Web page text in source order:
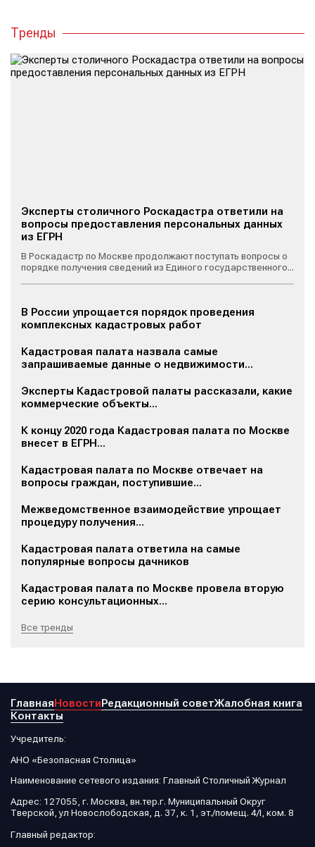
Тренды
Эксперты столичного Роскадастра ответили на
вопросы предоставления персональных данных
из ЕГРН
В Роскадастр по Москве продолжают поступать вопросы о
порядке получения сведений из Единого государственного...
В России упрощается порядок проведения
комплексных кадастровых работ
Кадастровая палата назвала самые
запрашиваемые данные о недвижимости...
Эксперты Кадастровой палаты рассказали, какие
коммерческие объекты...
К концу 2020 года Кадастровая палата по Москве
внесет в ЕГРН...
Кадастровая палата по Москве отвечает на
вопросы граждан, поступившие...
Межведомственное взаимодействие упрощает
процедуру получения...
Кадастровая палата ответила на самые
популярные вопросы дачников
Кадастровая палата по Москве провела вторую
серию консультационных...
Все тренды
ГлавнаяНовостиРедакционный советЖалобная книга
Контакты
Учредитель:
АНО «Безопасная Столица»
Наименование сетевого издания: Главный Столичный Журнал
Адрес: 127055, г. Москва, вн.тер.г. Муниципальный Округ
Тверской, ул Новослободская, д. 37, к. 1, эт./помещ. 4/I, ком. 8
Главный редактор: